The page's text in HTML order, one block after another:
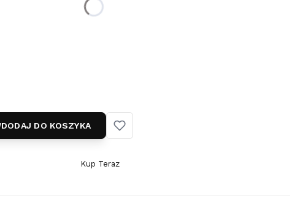
55 cm(+10,00 zł)
DODAJ DO KOSZYKA
Kup Teraz